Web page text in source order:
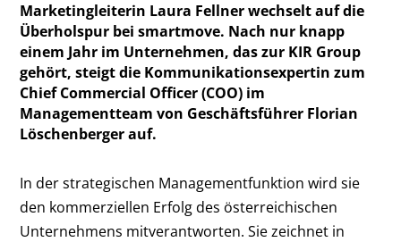
Marketingleiterin Laura Fellner wechselt auf die
Überholspur bei smartmove. Nach nur knapp
einem Jahr im Unternehmen, das zur KIR Group
gehört, steigt die Kommunikationsexpertin zum
Chief Commercial Officer (COO) im
Managementteam von Geschäftsführer Florian
Löschenberger auf.
In der strategischen Managementfunktion wird sie
den kommerziellen Erfolg des österreichischen
Unternehmens mitverantworten. Sie zeichnet in